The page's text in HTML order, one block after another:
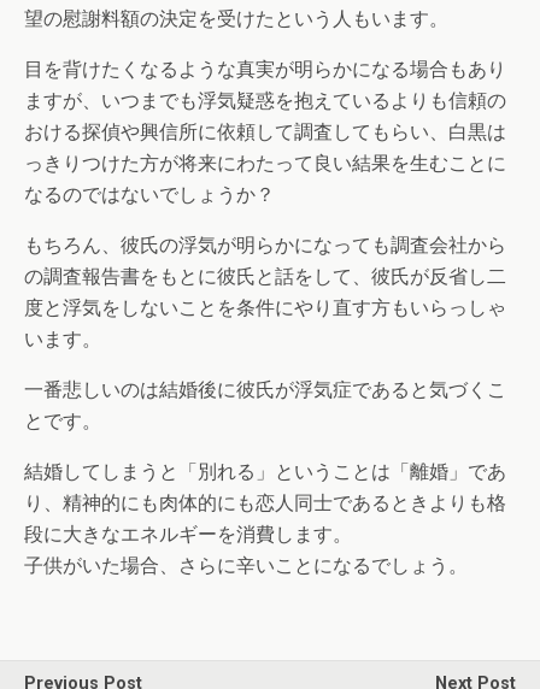
望の慰謝料額の決定を受けたという人もいます。
目を背けたくなるような真実が明らかになる場合もあり
ますが、いつまでも浮気疑惑を抱えているよりも信頼の
おける探偵や興信所に依頼して調査してもらい、白黒は
っきりつけた方が将来にわたって良い結果を生むことに
なるのではないでしょうか？
もちろん、彼氏の浮気が明らかになっても調査会社から
の調査報告書をもとに彼氏と話をして、彼氏が反省し二
度と浮気をしないことを条件にやり直す方もいらっしゃ
います。
一番悲しいのは結婚後に彼氏が浮気症であると気づくこ
とです。
結婚してしまうと「別れる」ということは「離婚」であ
り、精神的にも肉体的にも恋人同士であるときよりも格
段に大きなエネルギーを消費します。
子供がいた場合、さらに辛いことになるでしょう。
Previous Post Next Post